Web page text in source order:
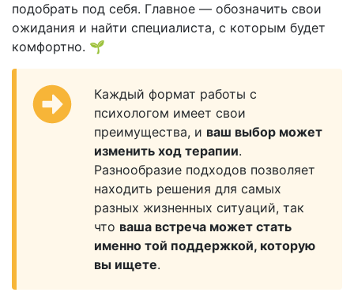
подобрать под себя. Главное — обозначить свои
ожидания и найти специалиста, с которым будет
комфортно. 🌱
Каждый формат работы с
психологом имеет свои
преимущества, и ваш выбор может
изменить ход терапии.
Разнообразие подходов позволяет
находить решения для самых
разных жизненных ситуаций, так
что ваша встреча может стать
именно той поддержкой, которую
вы ищете.